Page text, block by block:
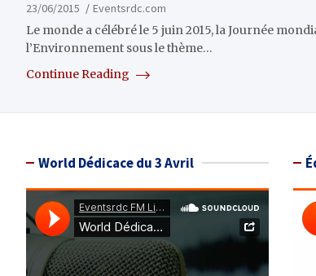
23/06/2015
Eventsrdc.com
Le monde a célébré le 5 juin 2015, la Journée
l’Environnement sous le thème…
Continue Reading
World Dédicace du 3 Avril